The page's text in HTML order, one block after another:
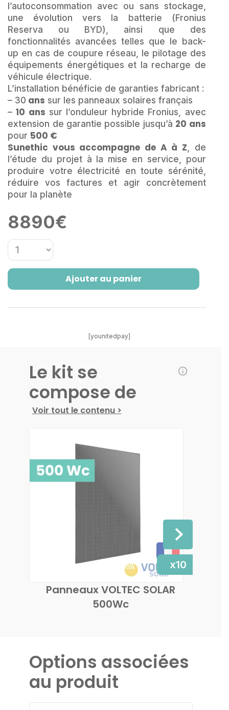
l’autoconsommation avec ou sans stockage,
une évolution vers la batterie (Fronius
Reserva ou BYD), ainsi que des
fonctionnalités avancées telles que le back-
up en cas de coupure réseau, le pilotage des
équipements énergétiques et la recharge de
véhicule électrique.
L’installation bénéficie de garanties fabricant :
– 30 ans sur les panneaux solaires français
–10 ans sur l’onduleur hybride Fronius, avec
extension de garantie possible jusqu’à 20 ans
pour 500 €
Sunethic vous accompagne de A à Z , de
l’étude du projet à la mise en service, pour
produire votre électricité en toute sérénité,
réduire vos factures et agir concrètement
pour la planète
8890€
Ajouter au panier
[younitedpay]
Le kit se
compose de
Voir tout le contenu >
x10
Panneaux VOLTEC SOLAR
500Wc
Options associées
au produit